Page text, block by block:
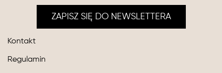
ZAPISZ SIĘ DO NEWSLETTERA
Kontakt
Regulamin